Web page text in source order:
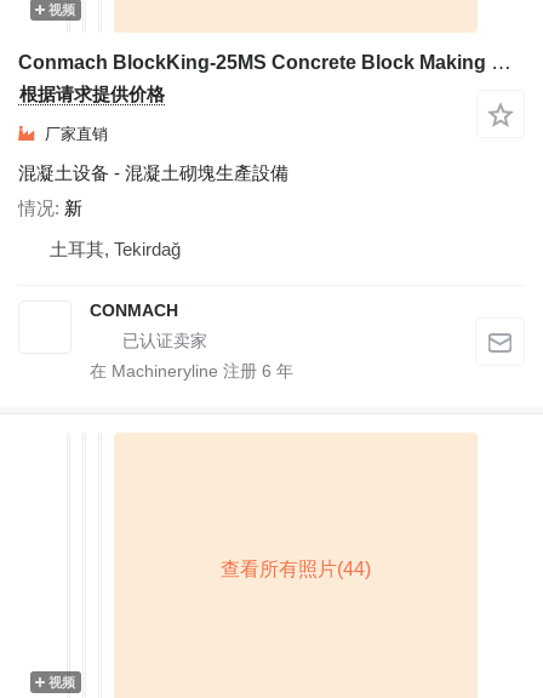
视频
Conmach BlockKing-25MS Concrete Block Making Machine -10.000 units/shift
根据请求提供价格
厂家直销
混凝土设备 - 混凝土砌塊生產設備
情况 新
土耳其, Tekirdağ
CONMACH
在 Machineryline 注册 6 年
视频